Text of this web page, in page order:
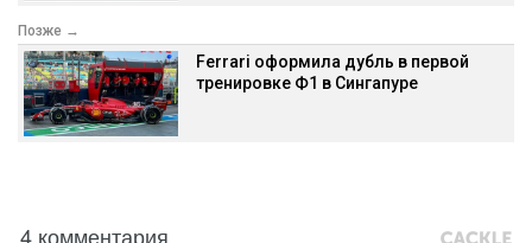
Позже →
Ferrari оформила дубль в первой
тренировке Ф1 в Сингапуре
4 комментария